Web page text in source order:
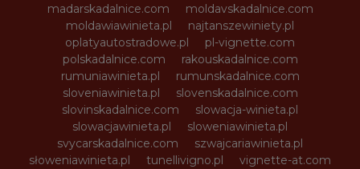
madarskadalnice.com
moldavskadalnice.com
moldawiawinieta.pl
najtanszewiniety.pl
oplatyautostradowe.pl
pl-vignette.com
polskadalnice.com
rakouskadalnice.com
rumuniawinieta.pl
rumunskadalnice.com
sloveniawinieta.pl
slovenskadalnice.com
slovinskadalnice.com
slowacja-winieta.pl
slowacjawinieta.pl
sloweniawinieta.pl
svycarskadalnice.com
szwajcariawinieta.pl
słoweniawinieta.pl
tunellivigno.pl
vignette-at.com